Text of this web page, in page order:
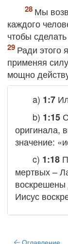
Мы
каждого
чтобы
Ради этого
применяя
мощно
a) 1:7
b) 1:15
оригинала,
значение:
c) 1:18
мертвых –
воскрешены
Иисус